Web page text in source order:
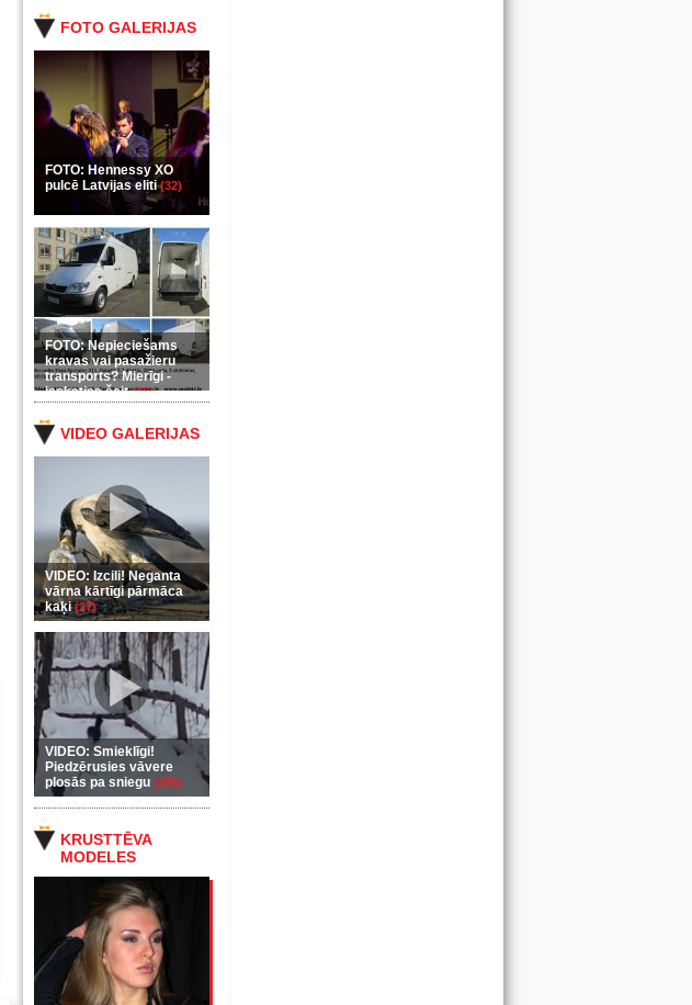
FOTO GALERIJAS
FOTO: Hennessy XO
pulcē Latvijas eliti(32)
FOTO: Nepieciešams
kravas vai pasažieru
transports? Mierīgi -
ieskaties šeit(35)
VIDEO GALERIJAS
VIDEO: Izcili! Neganta
vārna kārtīgi pārmāca
kaķi(37)
VIDEO: Smieklīgi!
Piedzērusies vāvere
plosās pa sniegu (255)
KRUSTTĒVA
MODELES